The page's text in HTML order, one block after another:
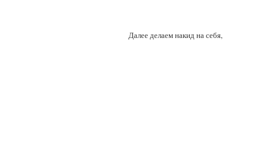
Далее делаем накид на себя,